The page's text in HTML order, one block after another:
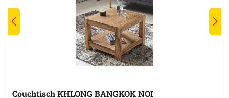
Couchtisch KHLONG BANGKOK NOI